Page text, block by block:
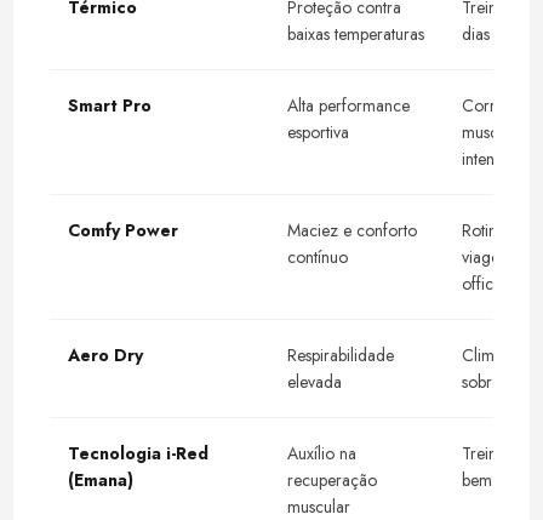
Térmico
Proteção contra
baixas temperaturas
Treinos ao
dias frios
Smart Pro
Alta performance
esportiva
Corrida,
intensos
Comfy Power
Maciez e conforto
contínuo
Rotina
viagens e
office
Aero Dry
Respirabilidade
elevada
Climas
Tecnologia i-Red
(Emana)
Auxílio na
recuperação
muscular
Treinos
bem-estar